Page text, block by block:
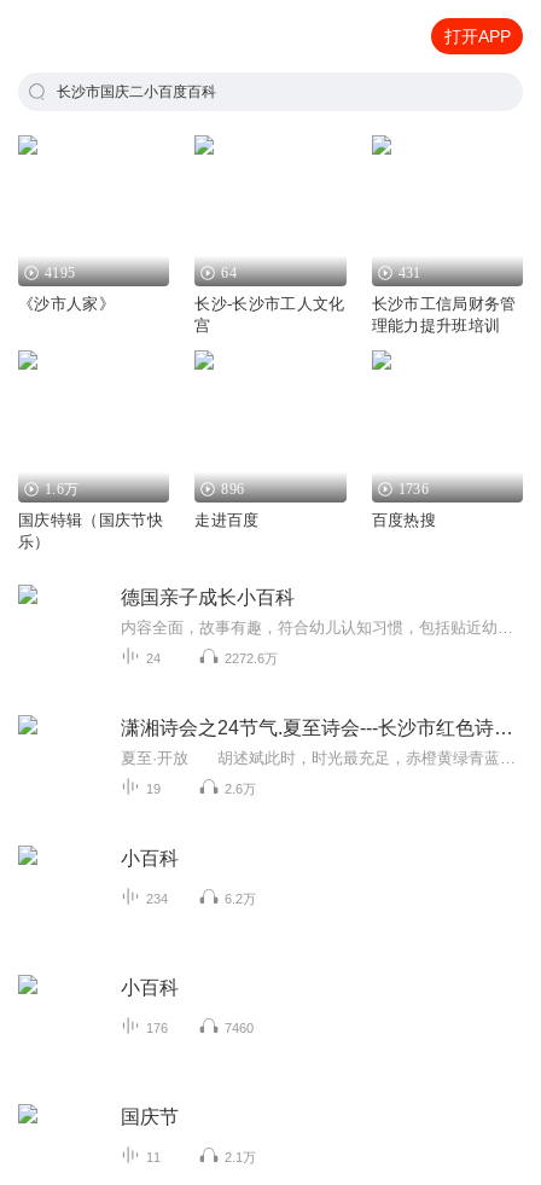
打开APP
长沙市国庆二小百度百科
4195
《沙市人家》
64
长沙-长沙市工人文化
宫
431
长沙市工信局财务管
理能力提升班培训
1.6万
国庆特辑（国庆节快
乐）
896
走进百度
1736
百度热搜
德国亲子成长小百科
24 2272.6万
潇湘诗会之24节气.夏至诗会---长沙市红色诗歌朗诵会
19 2.6万
小百科
234 6.2万
小百科
176 7460
国庆节
11 2.1万